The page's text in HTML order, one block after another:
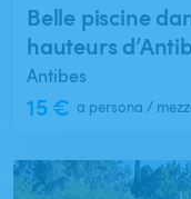
Belle piscine
hauteurs
Antibes
15 € a persona /